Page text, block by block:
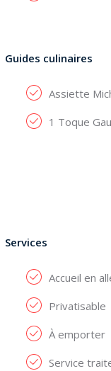
Guides culinaires
Assiette
1 Toque
Services
Accueil en
Privatisable
À emporter
Service